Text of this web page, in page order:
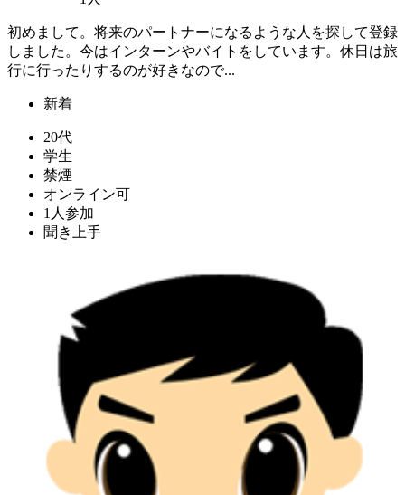
初めまして。将来のパートナーになるような人を探して登録
しました。今はインターンやバイトをしています。休日は旅
行に行ったりするのが好きなので...
新着
20代
学生
禁煙
オンライン可
1人参加
聞き上手